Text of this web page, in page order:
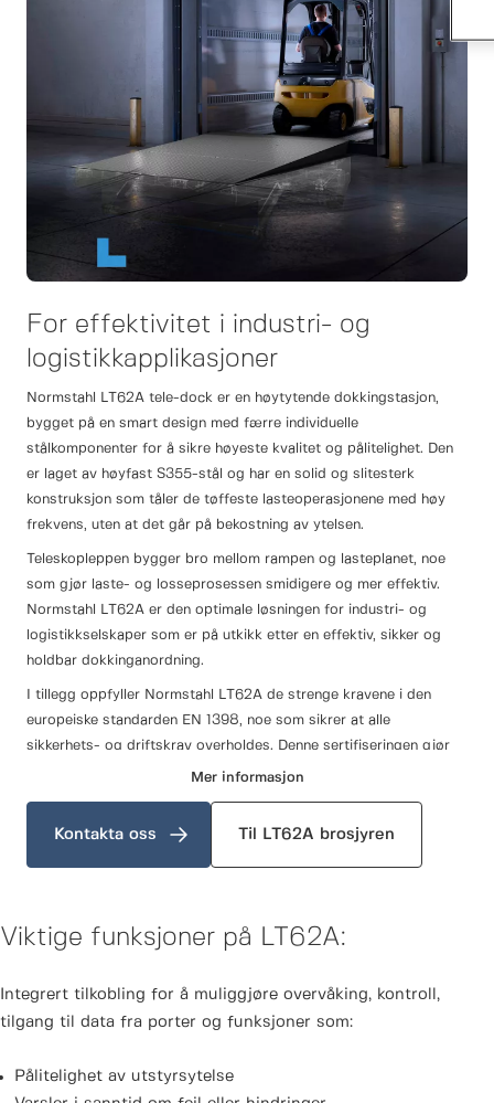
For effektivitet i industri- og
logistikkapplikasjoner
Normstahl LT62A tele-dock er en høytytende dokkingstasjon,
bygget på en smart design med færre individuelle
stålkomponenter for å sikre høyeste kvalitet og pålitelighet. Den
er laget av høyfast S355-stål og har en solid og slitesterk
konstruksjon som tåler de tøffeste lasteoperasjonene med høy
frekvens, uten at det går på bekostning av ytelsen.
Teleskopleppen bygger bro mellom rampen og lasteplanet, noe
som gjør laste- og losseprosessen smidigere og mer effektiv.
Normstahl LT62A er den optimale løsningen for industri- og
logistikkselskaper som er på utkikk etter en effektiv, sikker og
holdbar dokkinganordning.
I tillegg oppfyller Normstahl LT62A de strenge kravene i den
europeiske standarden EN 1398, noe som sikrer at alle
sikkerhets- og driftskrav overholdes. Denne sertifiseringen gjør
den til et pålitelig valg for bedrifter som ønsker å optimalisere
Mer informasjon
Kontakta oss Til LT62A brosjyren
Viktige funksjoner på LT62A:
Integrert tilkobling for å muliggjøre overvåking, kontroll,
tilgang til data fra porter og funksjoner som:
Pålitelighet av utstyrsytelse